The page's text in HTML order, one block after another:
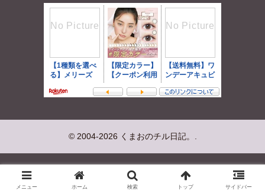
© 2004-2026 くまおのチル日記。.
メニュー ホーム 検索 トップ サイドバー